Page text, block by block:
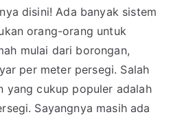
Rumah
Per
Estimasi
Budget
Terbarunya!
disini! Ada banyak sistem
orang-orang untuk
mulai dari borongan,
per meter persegi. Salah
yang cukup populer adalah
Sayangnya masih ada